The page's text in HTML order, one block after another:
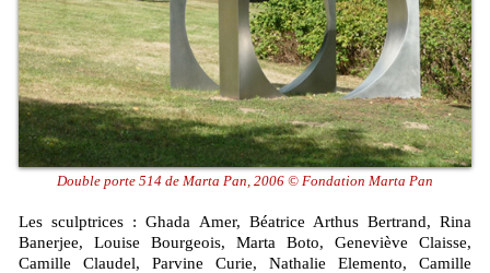
Double porte 514 de Marta Pan, 2006 © Fondation Marta Pan
Les sculptrices : Ghada Amer, Béatrice Arthus Bertrand, Rina
Banerjee, Louise Bourgeois, Marta Boto, Geneviève Claisse,
Camille Claudel, Parvine Curie, Nathalie Elemento, Camille